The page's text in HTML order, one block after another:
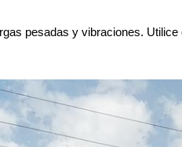
pesadas y vibraciones.